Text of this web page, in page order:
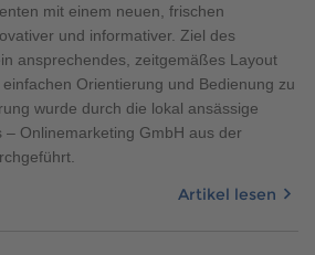
mit einem neuen, frischen
und informativer. Ziel des
ansprechendes, zeitgemäßes Layout
Orientierung und Bedienung zu
wurde durch die lokal ansässige
– Onlinemarketing GmbH aus der
Artikel lesen